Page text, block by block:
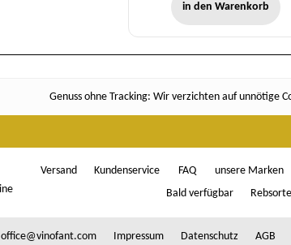
in den Warenkorb
Genuss ohne Tracking: Wir verzichten auf unnötige
Versand Kundenservice FAQ unsere Marken
Bald verfügbar
office@vinofant.com Impressum Datenschutz AGB